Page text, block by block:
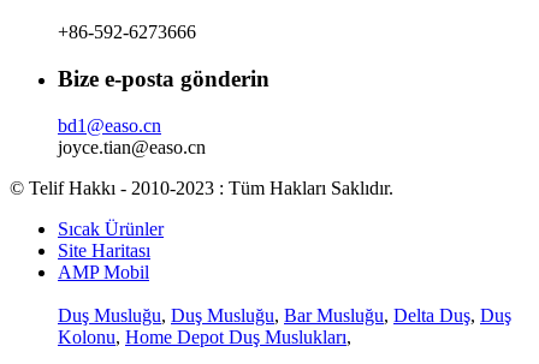
+86-592-6273666
Bize e-posta gönderin
bd1@easo.cn
joyce.tian@easo.cn
© Telif Hakkı - 2010-2023 : Tüm Hakları Saklıdır.
Sıcak Ürünler
Site Haritası
AMP Mobil
Duş Musluğu, Duş Musluğu, Bar Musluğu, Delta Duş, Duş
Kolonu, Home Depot Duş Muslukları,